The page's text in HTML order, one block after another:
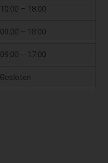
10:00 – 18:00
09:00 – 18:00
09:00 – 17:00
Gesloten